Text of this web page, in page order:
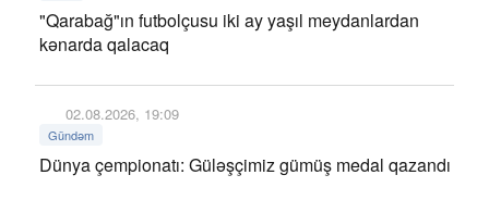
"Qarabağ"ın futbolçusu iki ay yaşıl meydanlardan
kənarda qalacaq
02.08.2026, 19:09
Gündəm
Dünya çempionatı: Güləşçimiz gümüş medal qazandı